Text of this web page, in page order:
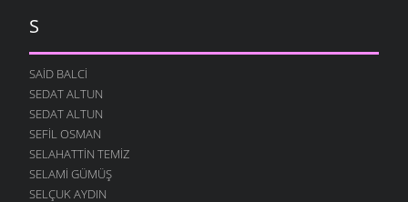
S
SAID BALCI
SEDAT ALTUN
SEDAT ALTUN
SEFIL OSMAN
SELAHATTIN TEMIZ
SELAMI GÜMÜŞ
SELÇUK AYDIN